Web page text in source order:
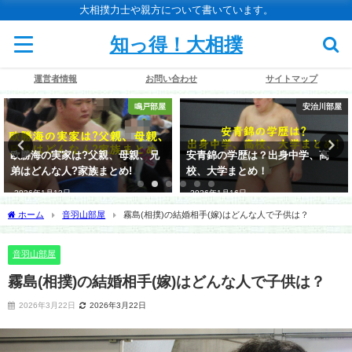
大相撲力士や親方について書いています。
知っ得！大相撲
運営者情報 お問い合わせ サイトマップ
鳴戸部屋
欧勝海の実家は?父親、母親、兄
弟はどんな人?家族まとめ!
2026年1月13日
安治川部屋
安青錦の学歴は？出身中学、高
校、大学まとめ！
2026年1月16日
ホーム 音羽山部屋 霧島(相撲)の結婚相手(嫁)はどんな人で子供は？
音羽山部屋
霧島(相撲)の結婚相手(嫁)はどんな人で子供は？
2026年3月22日 2026年3月22日